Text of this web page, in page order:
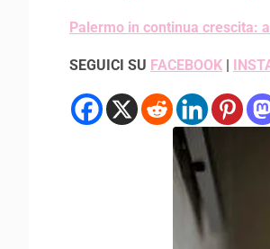
Palermo in continua crescita:
SEGUICI SU FACEBOOK